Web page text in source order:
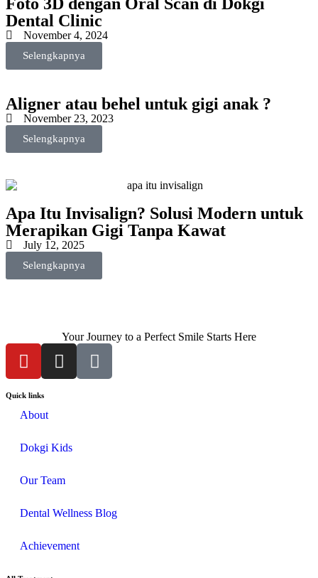
Dental Clinic
November 4, 2024
Selengkapnya
Aligner atau behel untuk gigi anak ?
November 23, 2023
Selengkapnya
Apa Itu Invisalign? Solusi Modern untuk
Merapikan Gigi Tanpa Kawat
July 12, 2025
Selengkapnya
Your Journey to a Perfect Smile Starts Here
Quick links
About
Dokgi Kids
Our Team
Dental Wellness Blog
Achievement